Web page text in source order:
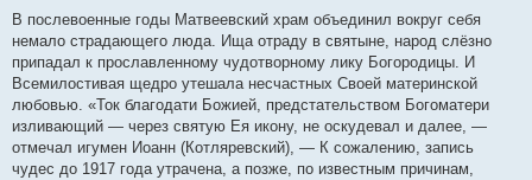
В послевоенные годы Матвеевский храм объединил вокруг себя
немало страдающего люда. Ища отраду в святыне, народ слёзно
припадал к прославленному чудотворному лику Богородицы. И
Всемилостивая щедро утешала несчастных Своей материнской
любовью. «Ток благодати Божией, предстательством Богоматери
изливающий — через святую Ея икону, не оскудевал и далее, —
отмечал игумен Иоанн (Котляревский), — К сожалению, запись
чудес до 1917 года утрачена, а позже, по известным причинам,